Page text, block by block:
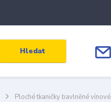
Hledat
Ploché tkaničky bavlněné vínové